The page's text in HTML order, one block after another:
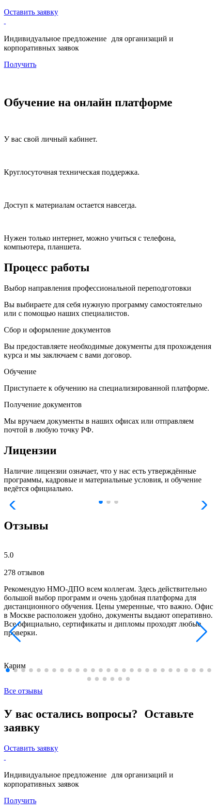
Оставить заявку
Индивидуальное предложение для организаций и
корпоративных заявок
Получить
Обучение на онлайн платформе
У вас свой личный кабинет.
Круглосуточная техническая поддержка.
Доступ к материалам остается навсегда.
Нужен только интернет, можно учиться с телефона,
компьютера, планшета.
Процесс работы
Выбор направления профессиональной переподготовки
Вы выбираете для себя нужную программу самостоятельно
или с помощью наших специалистов.
Сбор и оформление документов
Вы предоставляете необходимые документы для прохождения
курса и мы заключаем с вами договор.
Обучение
Приступаете к обучению на специализированной платформе.
Получение документов
Мы вручаем документы в наших офисах или отправляем
почтой в любую точку РФ.
Лицензии
Наличие лицензии означает, что у нас есть утверждённые
программы, кадровые и материальные условия, и обучение
ведётся официально.
Отзывы
5.0
278 отзывов
Рекомендую НМО-ДПО всем коллегам. Здесь действительно
большой выбор программ и очень удобная платформа для
дистанционного обучения. Цены умеренные, что важно. Офис
в Москве расположен удобно, документы выдают оперативно.
Все официально, сертификаты и дипломы проходят любые
проверки.
Карим
Все отзывы
У вас остались вопросы? Оставьте
заявку
Оставить заявку
Индивидуальное предложение для организаций и
корпоративных заявок
Получить